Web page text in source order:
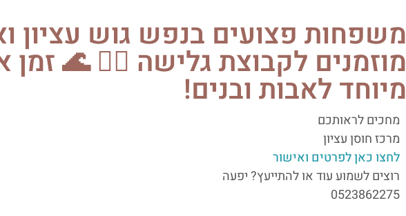
משפחות פצועים בנפש גוש עציון
מוזמנים לקבוצת גלישה 🏄‍♂️ 🌊 זמן
מיוחד לאבות ובנים!
מחכים לראותכם
מרכז חוסן עציון
לחצו כאן לפרטים ואישור
רוצים לשמוע עוד או להתייעץ? יפעה
0523862275